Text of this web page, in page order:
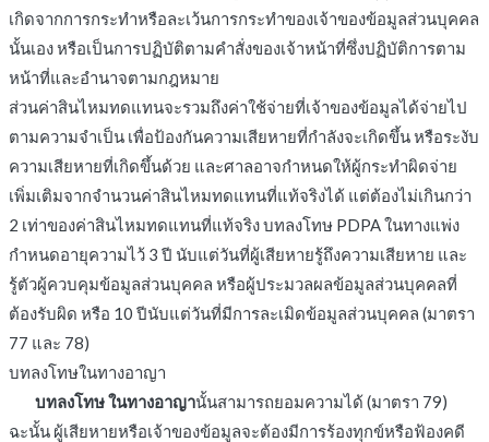
เกิดจากการกระทำหรือละเว้นการกระทำของเจ้าของข้อมูลส่วนบุคคล
นั้นเอง หรือเป็นการปฏิบัติตามคำสั่งของเจ้าหน้าที่ซึ่งปฏิบัติการตาม
หน้าที่และอำนาจตามกฎหมาย
ส่วนค่าสินไหมทดแทนจะรวมถึงค่าใช้จ่ายที่เจ้าของข้อมูลได้จ่ายไป
ตามความจำเป็น เพื่อป้องกันความเสียหายที่กำลังจะเกิดขึ้น หรือระงับ
ความเสียหายที่เกิดขึ้นด้วย และศาลอาจกำหนดให้ผู้กระทำผิดจ่าย
เพิ่มเติมจากจำนวนค่าสินไหมทดแทนที่แท้จริงได้ แต่ต้องไม่เกินกว่า
2 เท่าของค่าสินไหมทดแทนที่แท้จริง บทลงโทษ PDPA ในทางแพ่ง
กำหนดอายุความไว้ 3 ปี นับแต่วันที่ผู้เสียหายรู้ถึงความเสียหาย และ
รู้ตัวผู้ควบคุมข้อมูลส่วนบุคคล หรือผู้ประมวลผลข้อมูลส่วนบุคคลที่
ต้องรับผิด หรือ 10 ปีนับแต่วันที่มีการละเมิดข้อมูลส่วนบุคคล (มาตรา
77 และ 78)
บทลงโทษในทางอาญา
บทลงโทษ ในทางอาญานั้นสามารถยอมความได้ (มาตรา 79)
ฉะนั้น ผู้เสียหายหรือเจ้าของข้อมูลจะต้องมีการร้องทุกข์หรือฟ้องคดี